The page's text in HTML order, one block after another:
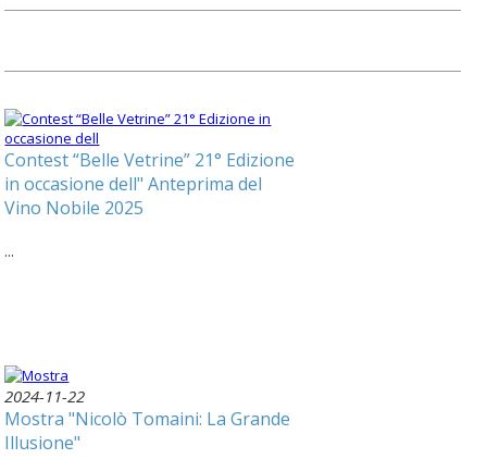
Contest “Belle Vetrine” 21° Edizione
in occasione dell" Anteprima del
Vino Nobile 2025
...
2024-11-22
Mostra "Nicolò Tomaini: La Grande
Illusione"